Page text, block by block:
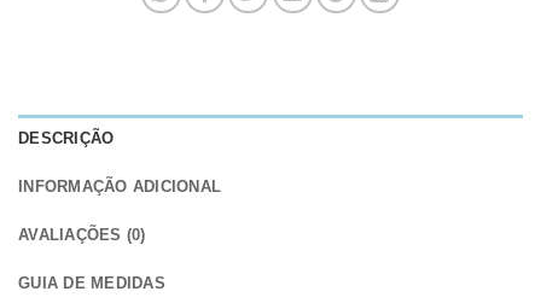
DESCRIÇÃO
INFORMAÇÃO ADICIONAL
AVALIAÇÕES (0)
GUIA DE MEDIDAS